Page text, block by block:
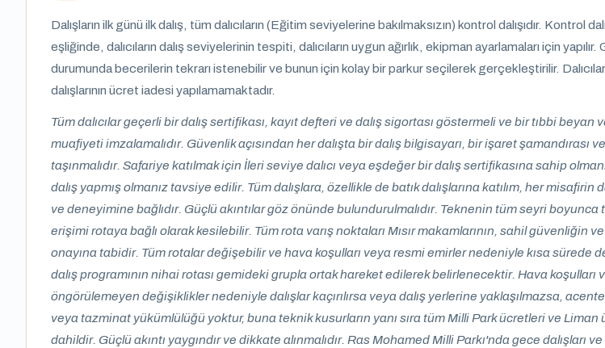
Dalışların ilk günü ilk dalış, tüm dalıcıların (Eğitim seviyelerine bakılmaksızın) kontrol dalışıdır. Kontrol
eşliğinde, dalıcıların dalış seviyelerinin tespiti, dalıcıların uygun ağırlık, ekipman ayarlamaları için
durumunda becerilerin tekrarı istenebilir ve bunun için kolay bir parkur seçilerek gerçekleştirilir.
dalışlarının ücret iadesi yapılamamaktadır.
Tüm dalıcılar geçerli bir dalış sertifikası, kayıt defteri ve dalış sigortası göstermeli ve bir tıbbi beyan
muafiyeti imzalamalıdır. Güvenlik açısından her dalışta bir dalış bilgisayarı, bir işaret şamandırası
taşınmalıdır. Safariye katılmak için İleri seviye dalıcı veya eşdeğer bir dalış sertifikasına sahip
dalış yapmış olmanız tavsiye edilir. Tüm dalışlara, özellikle de batık dalışlarına katılım, her misafirin
ve deneyimine bağlıdır. Güçlü akıntılar göz önünde bulundurulmalıdır. Teknenin tüm seyri
erişimi rotaya bağlı olarak kesilebilir. Tüm rota varış noktaları Mısır makamlarının, sahil güvenliğin
onayına tabidir. Tüm rotalar değişebilir ve hava koşulları veya resmi emirler nedeniyle kısa sürede
dalış programının nihai rotası gemideki grupla ortak hareket edilerek belirlenecektir. Hava koşulları
öngörülemeyen değişiklikler nedeniyle dalışlar kaçırılırsa veya dalış yerlerine yaklaşılmazsa,
veya tazminat yükümlülüğü yoktur, buna teknik kusurların yanı sıra tüm Milli Park ücretleri ve Liman
dahildir. Güçlü akıntı yaygındır ve dikkate alınmalıdır. Ras Mohamed Milli Parkı'nda gece dalışları